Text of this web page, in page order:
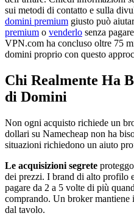
sui metodi di contatto e sulla
domini premium giusto può
premium o venderlo senza
VPN.com ha concluso oltre 75
domini proprio con questo
Chi Realmente Ha
di Domini
Non ogni acquisto richiede un
dollari su Namecheap non ha
situazioni richiedono un aiuto
Le acquisizioni segrete
dei prezzi. I brand di alto profilo
pagare da 2 a 5 volte di più
comprando. Un broker
dal tavolo.